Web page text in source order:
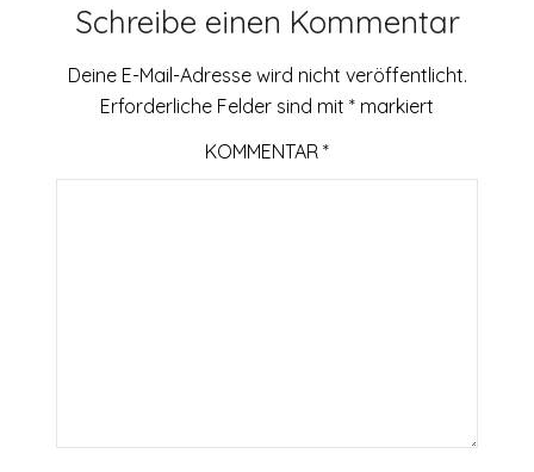
Schreibe einen Kommentar
Deine E-Mail-Adresse wird nicht veröffentlicht.
Erforderliche Felder sind mit * markiert
KOMMENTAR *